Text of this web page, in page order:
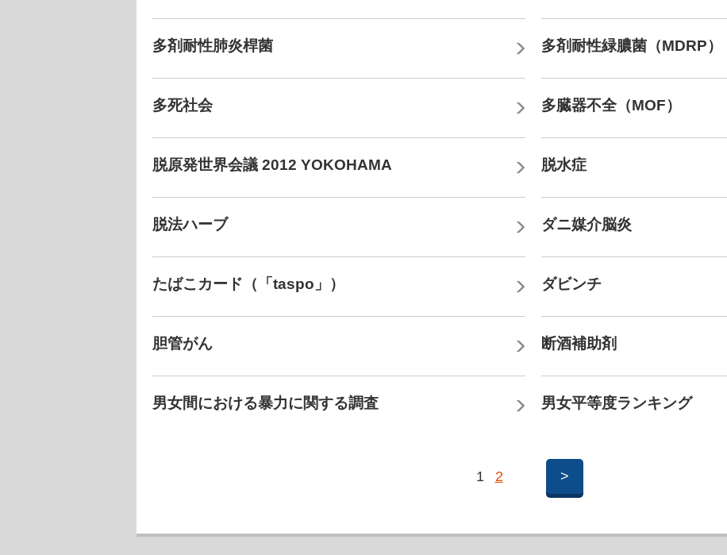
多剤耐性肺炎桿菌 多剤耐性緑膿菌（MDRP）
多死社会 多臓器不全（MOF）
脱原発世界会議 2012 YOKOHAMA 脱水症
脱法ハーブ ダニ媒介脳炎
たばこカード（「taspo」） ダビンチ
胆管がん 断酒補助剤
男女間における暴力に関する調査 男女平等度ランキング
1 2 >